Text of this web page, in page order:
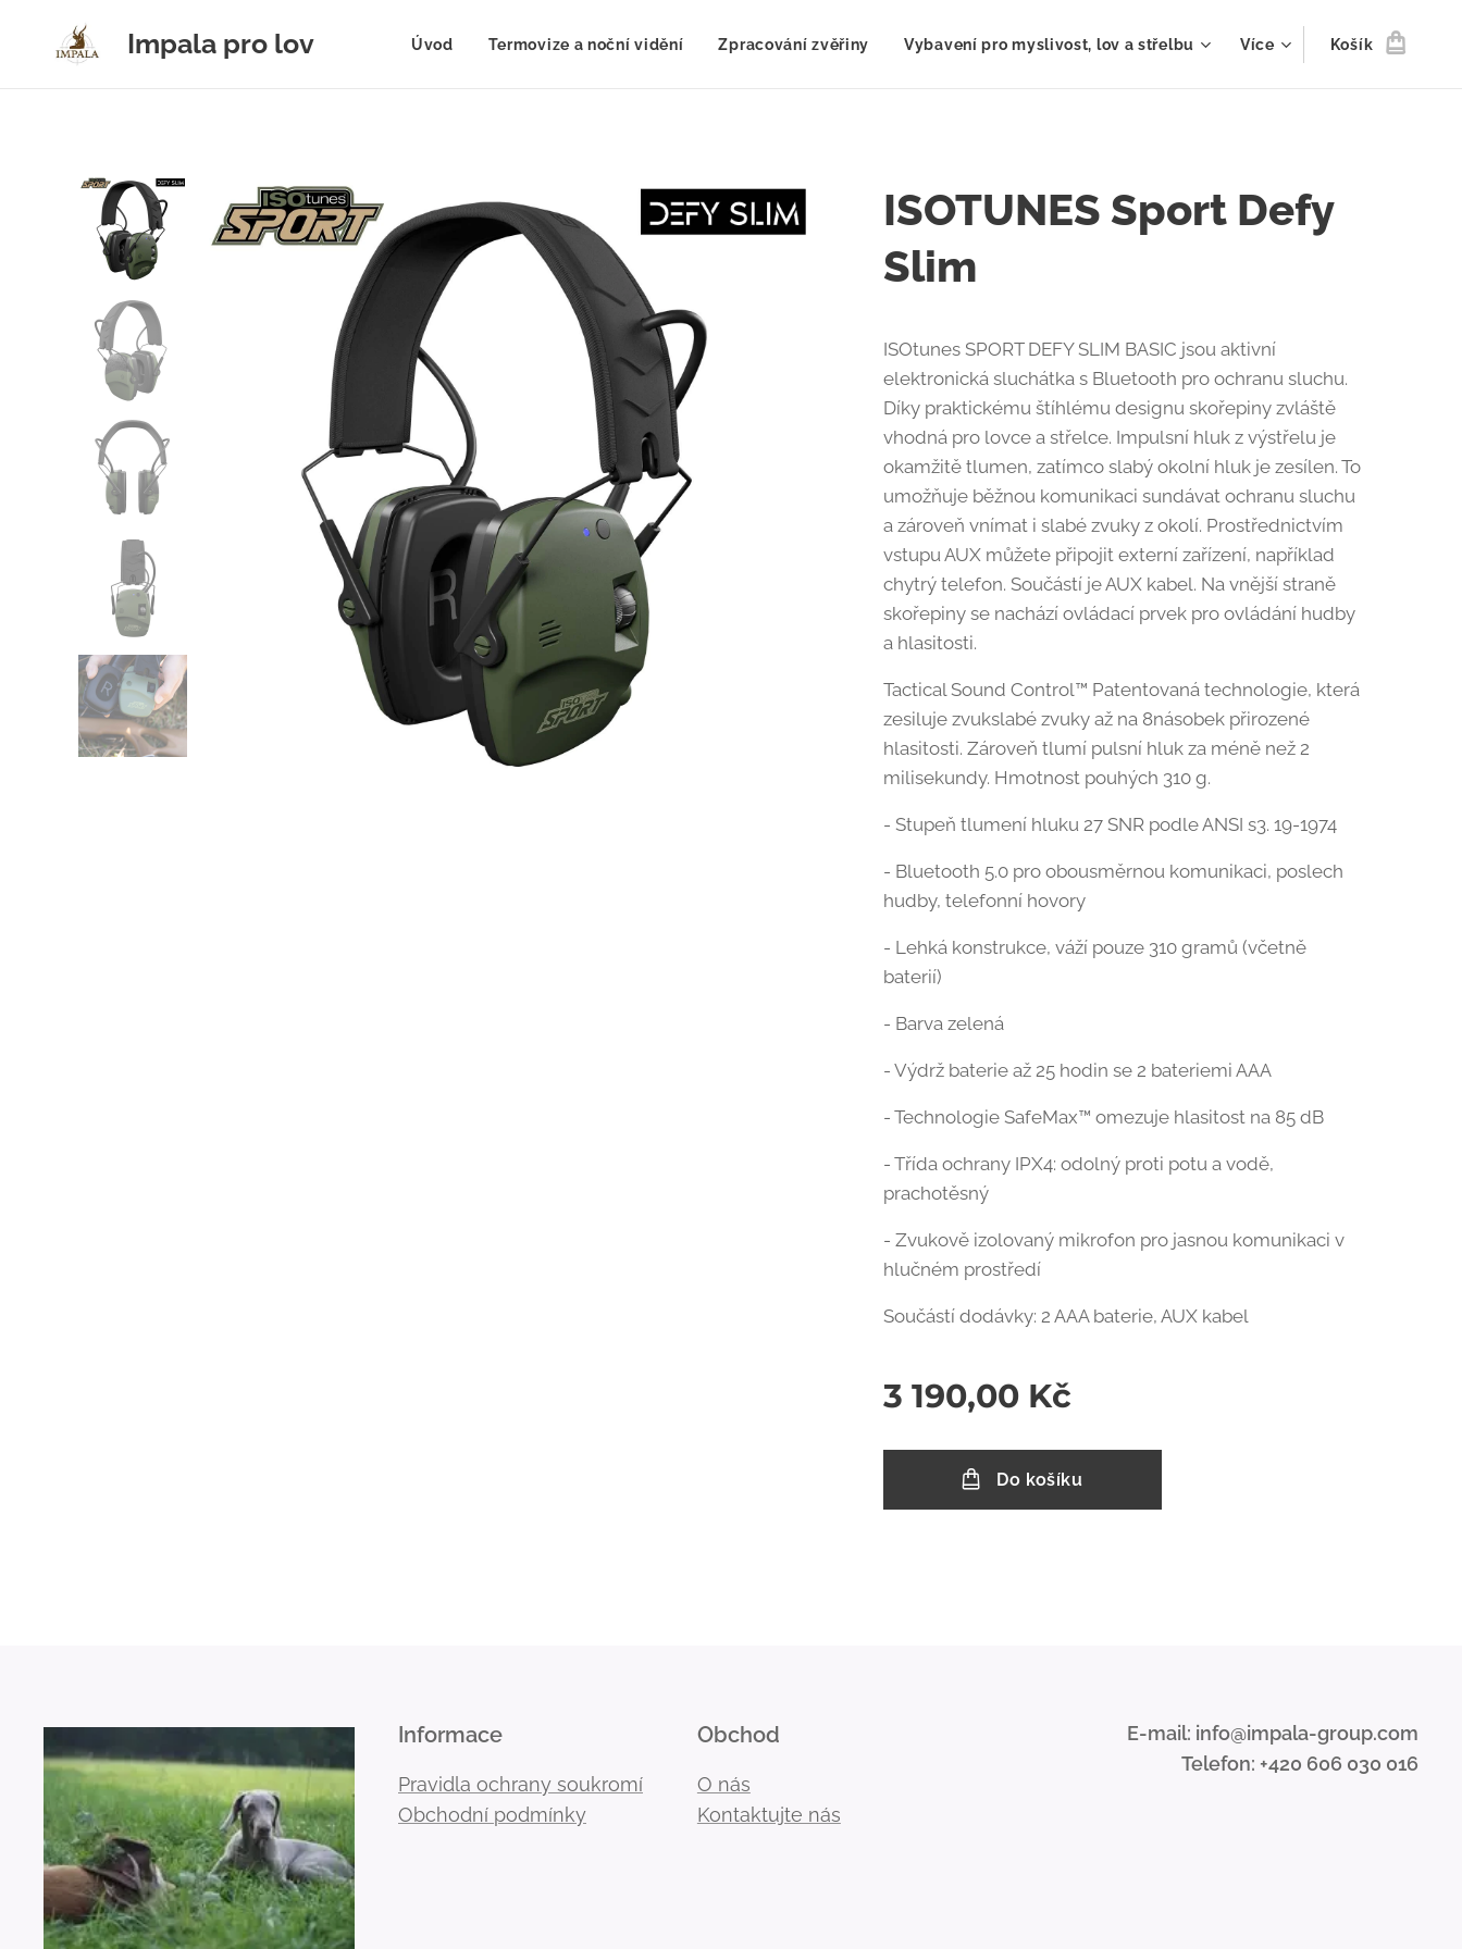
Impala pro lov Úvod Termovize a noční vidění Zpracování zvěřiny Vybavení pro myslivost, lov a střelbu Více Košík
ISOTUNES Sport Defy
Slim
ISOtunes SPORT DEFY SLIM BASIC jsou aktivní
elektronická sluchátka s Bluetooth pro ochranu sluchu.
Díky praktickému štíhlému designu skořepiny zvláště
vhodná pro lovce a střelce. Impulsní hluk z výstřelu je
okamžitě tlumen, zatímco slabý okolní hluk je zesílen. To
umožňuje běžnou komunikaci sundávat ochranu sluchu
a zároveň vnímat i slabé zvuky z okolí. Prostřednictvím
vstupu AUX můžete připojit externí zařízení, například
chytrý telefon. Součástí je AUX kabel. Na vnější straně
skořepiny se nachází ovládací prvek pro ovládání hudby
a hlasitosti.
Tactical Sound Control™ Patentovaná technologie, která
zesiluje zvukslabé zvuky až na 8násobek přirozené
hlasitosti. Zároveň tlumí pulsní hluk za méně než 2
milisekundy. Hmotnost pouhých 310 g.
- Stupeň tlumení hluku 27 SNR podle ANSI s3. 19-1974
- Bluetooth 5.0 pro obousměrnou komunikaci, poslech
hudby, telefonní hovory
- Lehká konstrukce, váží pouze 310 gramů (včetně
baterií)
- Barva zelená
- Výdrž baterie až 25 hodin se 2 bateriemi AAA
- Technologie SafeMax™ omezuje hlasitost na 85 dB
- Třída ochrany IPX4: odolný proti potu a vodě,
prachotěsný
- Zvukově izolovaný mikrofon pro jasnou komunikaci v
hlučném prostředí
Součástí dodávky: 2 AAA baterie, AUX kabel
3 190,00 Kč
Do košíku
Informace
Pravidla ochrany soukromí
Obchodní podmínky
Obchod
O nás
Kontaktujte nás
E-mail: info@impala-group.com
Telefon: +420 606 030 016